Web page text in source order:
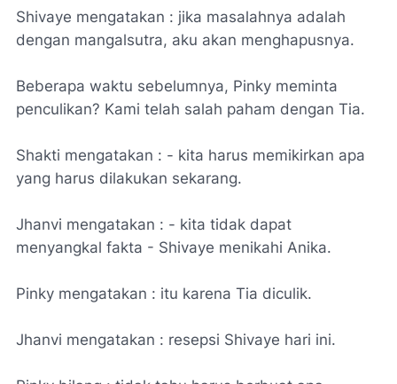
Shivaye mengatakan : jika masalahnya adalah
dengan mangalsutra, aku akan menghapusnya.
Beberapa waktu sebelumnya, Pinky meminta
penculikan? Kami telah salah paham dengan Tia.
Shakti mengatakan : - kita harus memikirkan apa
yang harus dilakukan sekarang.
Jhanvi mengatakan : - kita tidak dapat
menyangkal fakta - Shivaye menikahi Anika.
Pinky mengatakan : itu karena Tia diculik.
Jhanvi mengatakan : resepsi Shivaye hari ini.